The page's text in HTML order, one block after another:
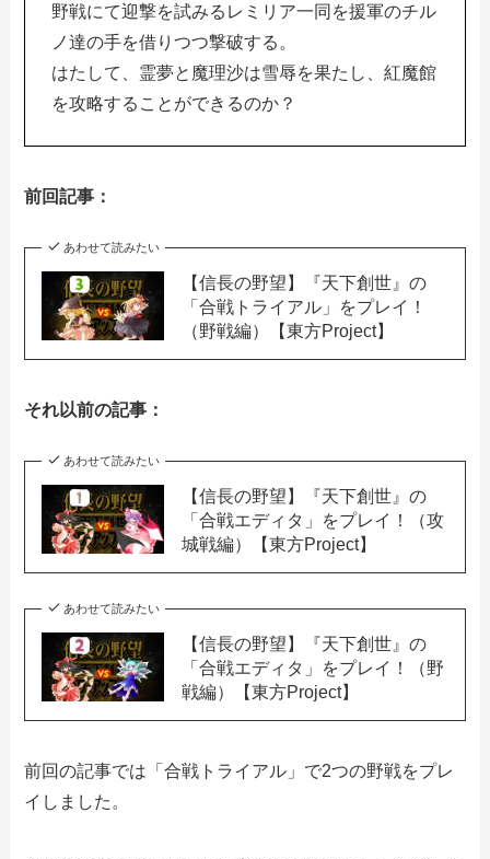
野戦にて迎撃を試みるレミリア一同を援軍のチル
ノ達の手を借りつつ撃破する。
はたして、霊夢と魔理沙は雪辱を果たし、紅魔館
を攻略することができるのか？
前回記事：
あわせて読みたい
【信長の野望】『天下創世』の
「合戦トライアル」をプレイ！
（野戦編）【東方Project】
それ以前の記事：
あわせて読みたい
【信長の野望】『天下創世』の
「合戦エディタ」をプレイ！（攻
城戦編）【東方Project】
あわせて読みたい
【信長の野望】『天下創世』の
「合戦エディタ」をプレイ！（野
戦編）【東方Project】
前回の記事では「合戦トライアル」で2つの野戦をプレ
イしました。